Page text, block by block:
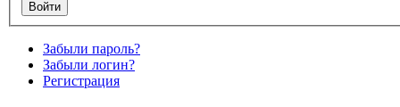
Забыли пароль?
Забыли логин?
Регистрация